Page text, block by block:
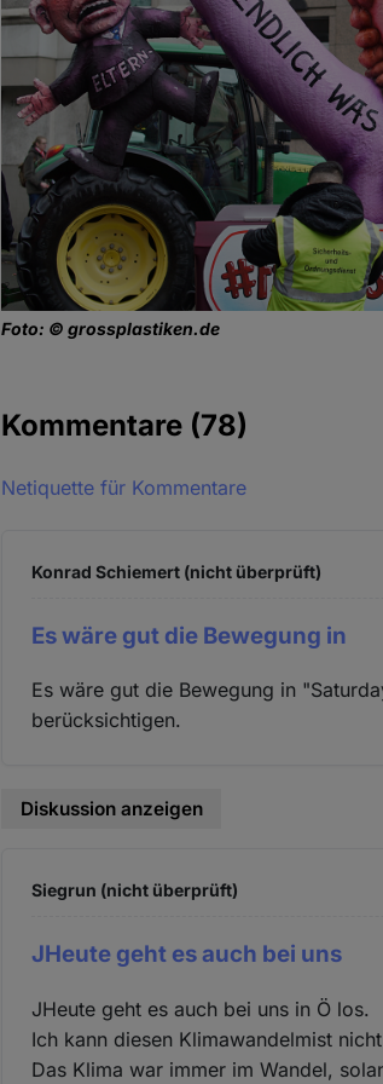
Foto: © grossplastiken.de
Kommentare (78)
Netiquette für Kommentare
Konrad Schiemert (nicht überprüft)
Es wäre gut die Bewegung in
Es wäre gut die Bewegung in
berücksichtigen.
Diskussion anzeigen
Siegrun (nicht überprüft)
JHeute geht es auch bei uns
JHeute geht es auch bei uns in Ö los.
Ich kann diesen Klimawandelmist
Das Klima war immer im Wandel,